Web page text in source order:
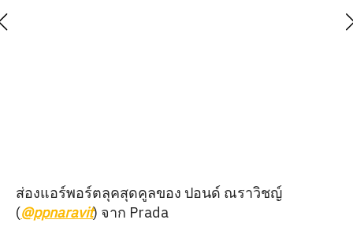
ส่องแอร์พอร์ตลุคสุดคูลของ ปอนด์ ณราวิชญ์
(@ppnaravit) จาก Prada